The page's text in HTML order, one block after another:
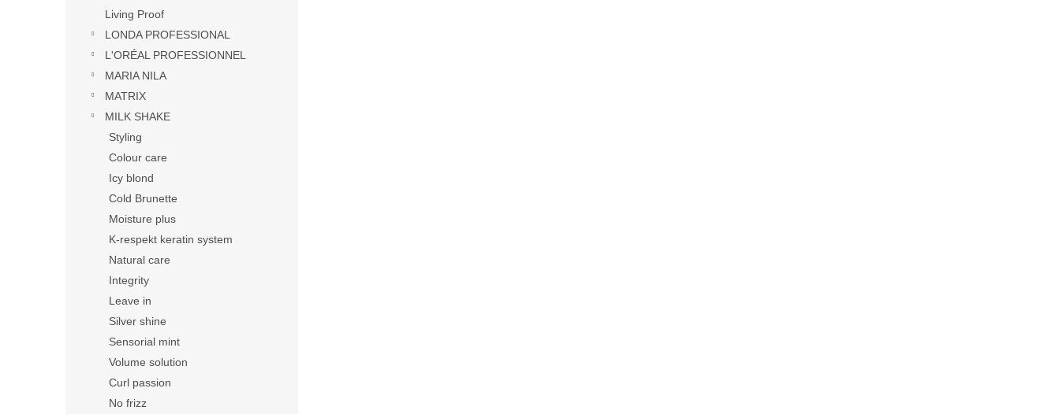
Living Proof
LONDA PROFESSIONAL
L'ORÉAL PROFESSIONNEL
MARIA NILA
MATRIX
MILK SHAKE
Styling
Colour care
Icy blond
Cold Brunette
Moisture plus
K-respekt keratin system
Natural care
Integrity
Leave in
Silver shine
Sensorial mint
Volume solution
Curl passion
No frizz